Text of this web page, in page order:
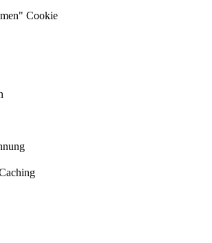
Cookie